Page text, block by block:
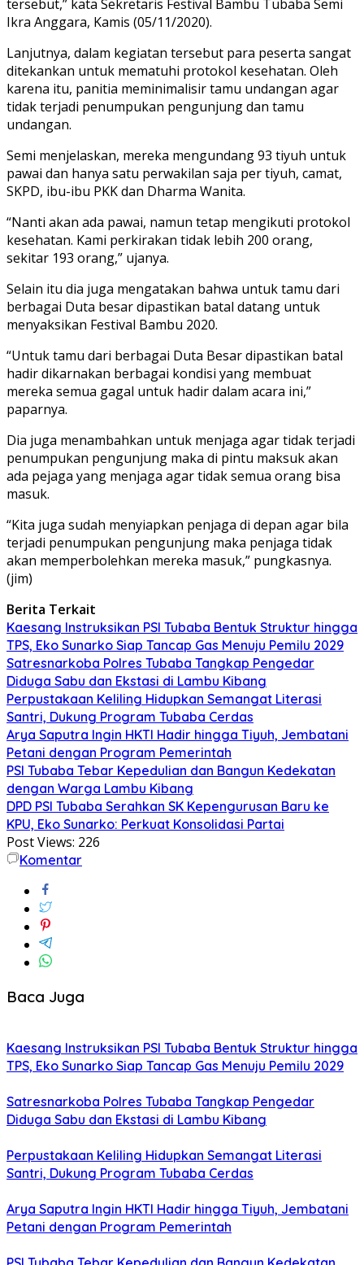
tersebut,” kata Sekretaris Festival Bambu Tubaba Semi
Ikra Anggara, Kamis (05/11/2020).
Lanjutnya, dalam kegiatan tersebut para peserta sangat
ditekankan untuk mematuhi protokol kesehatan. Oleh
karena itu, panitia meminimalisir tamu undangan agar
tidak terjadi penumpukan pengunjung dan tamu
undangan.
Semi menjelaskan, mereka mengundang 93 tiyuh untuk
pawai dan hanya satu perwakilan saja per tiyuh, camat,
SKPD, ibu-ibu PKK dan Dharma Wanita.
“Nanti akan ada pawai, namun tetap mengikuti protokol
kesehatan. Kami perkirakan tidak lebih 200 orang,
sekitar 193 orang,” ujanya.
Selain itu dia juga mengatakan bahwa untuk tamu dari
berbagai Duta besar dipastikan batal datang untuk
menyaksikan Festival Bambu 2020.
“Untuk tamu dari berbagai Duta Besar dipastikan batal
hadir dikarnakan berbagai kondisi yang membuat
mereka semua gagal untuk hadir dalam acara ini,”
paparnya.
Dia juga menambahkan untuk menjaga agar tidak terjadi
penumpukan pengunjung maka di pintu maksuk akan
ada pejaga yang menjaga agar tidak semua orang bisa
masuk.
“Kita juga sudah menyiapkan penjaga di depan agar bila
terjadi penumpukan pengunjung maka penjaga tidak
akan memperbolehkan mereka masuk,” pungkasnya.
(jim)
Berita Terkait
Kaesang Instruksikan PSI Tubaba Bentuk Struktur hingga
TPS, Eko Sunarko Siap Tancap Gas Menuju Pemilu 2029
Satresnarkoba Polres Tubaba Tangkap Pengedar
Diduga Sabu dan Ekstasi di Lambu Kibang
Perpustakaan Keliling Hidupkan Semangat Literasi
Santri, Dukung Program Tubaba Cerdas
Arya Saputra Ingin HKTI Hadir hingga Tiyuh, Jembatani
Petani dengan Program Pemerintah
PSI Tubaba Tebar Kepedulian dan Bangun Kedekatan
dengan Warga Lambu Kibang
DPD PSI Tubaba Serahkan SK Kepengurusan Baru ke
KPU, Eko Sunarko: Perkuat Konsolidasi Partai
Post Views: 226
Komentar
Baca Juga
Kaesang Instruksikan PSI Tubaba Bentuk Struktur hingga
TPS, Eko Sunarko Siap Tancap Gas Menuju Pemilu 2029
Satresnarkoba Polres Tubaba Tangkap Pengedar
Diduga Sabu dan Ekstasi di Lambu Kibang
Perpustakaan Keliling Hidupkan Semangat Literasi
Santri, Dukung Program Tubaba Cerdas
Arya Saputra Ingin HKTI Hadir hingga Tiyuh, Jembatani
Petani dengan Program Pemerintah